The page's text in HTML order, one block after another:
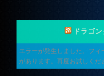
ドラゴ
エラーが発生しました。フ
があります。再度お試しくだ